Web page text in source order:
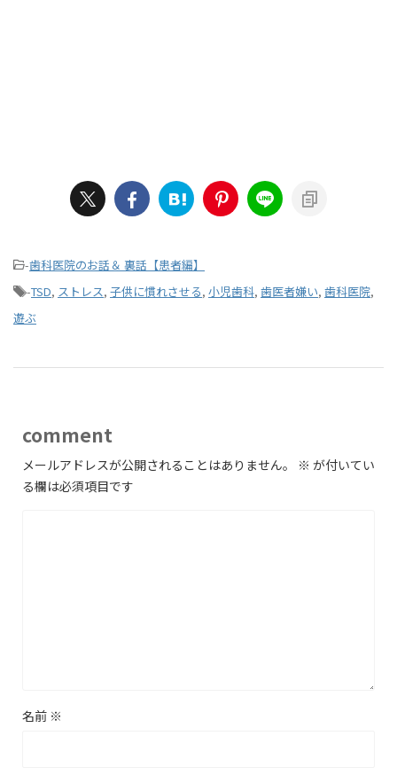
-歯科医院のお話＆ 裏話【患者編】
-TSD, ストレス, 子供に慣れさせる, 小児歯科, 歯医者嫌い, 歯科医院,
遊ぶ
comment
メールアドレスが公開されることはありません。 ※ が付いてい
る欄は必須項目です
名前 ※